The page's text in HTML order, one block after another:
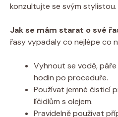
konzultujte se svým stylistou.
Jak⁣ se mám⁣ starat o své
řasy vypadaly co nejlépe co
Vyhnout se vodě,
hodin po proceduře.
Používat jemné čisticí
líčidlům s olejem.
Pravidelně používat